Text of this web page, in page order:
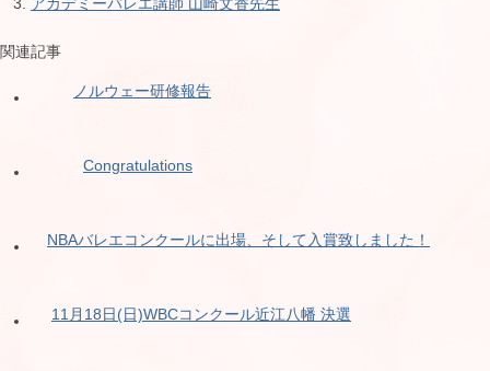
関連記事
ノルウェー研修報告
Congratulations
NBAバレエコンクールに出場、そして入賞致しました！
11月18日(日)WBCコンクール近江八幡 決選